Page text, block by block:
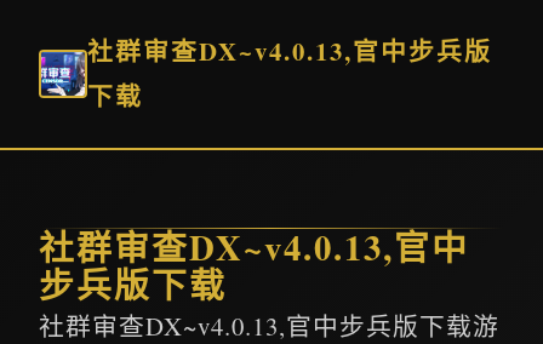
社群审查DX~v4.0.13,官中步兵版
下载
社群审查DX~v4.0.13,官中
步兵版下载
社群审查DX~v4.0.13,官中步兵版下载游